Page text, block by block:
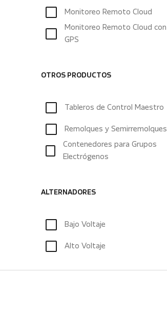
Monitoreo Remoto Cloud
Monitoreo Remoto Cloud con
GPS
OTROS PRODUCTOS
Tableros de Control Maestro
Remolques y Semirremolques
Contenedores para Grupos
Electrógenos
ALTERNADORES
Bajo Voltaje
Alto Voltaje